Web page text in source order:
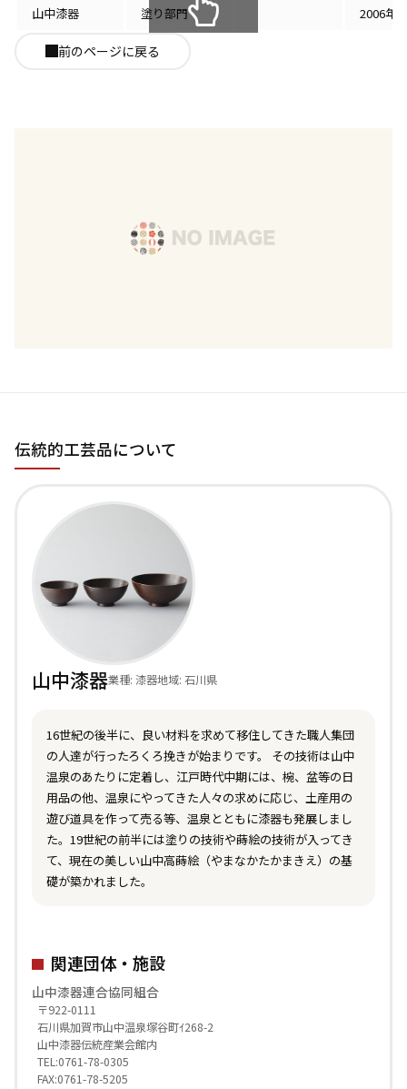
山中漆器 塗り部門 2006年
前のページに戻る
伝統的工芸品について
山中漆器業種: 漆器地域: 石川県
16世紀の後半に、良い材料を求めて移住してきた職人集団
の人達が行ったろくろ挽きが始まりです。 その技術は山中
温泉のあたりに定着し、江戸時代中期には、椀、盆等の日
用品の他、温泉にやってきた人々の求めに応じ、土産用の
遊び道具を作って売る等、温泉とともに漆器も発展しまし
た。19世紀の前半には塗りの技術や蒔絵の技術が入ってき
て、現在の美しい山中高蒔絵（やまなかたかまきえ）の基
礎が築かれました。
関連団体・施設
山中漆器連合協同組合
〒922-0111
石川県加賀市山中温泉塚谷町ｲ268-2
山中漆器伝統産業会館内
TEL:0761-78-0305
FAX:0761-78-5205